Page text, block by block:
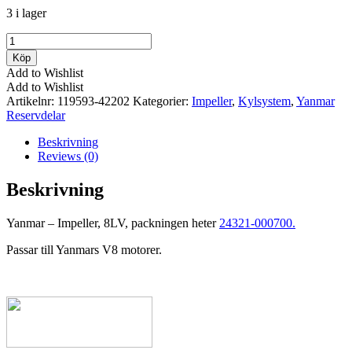
3 i lager
Yanmar
-
Impeller,
8LV
mängd
Köp
Add to Wishlist
Add to Wishlist
Artikelnr: 119593-42202 Kategorier: Impeller, Kylsystem, Yanmar
Reservdelar
Beskrivning
Reviews (0)
Beskrivning
Yanmar – Impeller, 8LV, packningen heter 24321-000700.
Passar till Yanmars V8 motorer.